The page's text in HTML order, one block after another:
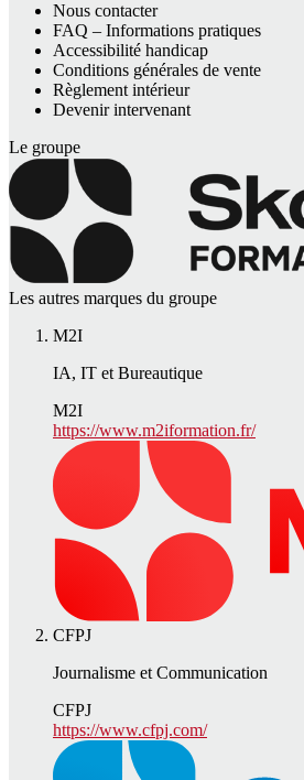
Nous contacter
FAQ – Informations pratiques
Accessibilité handicap
Conditions générales de vente
Règlement intérieur
Devenir intervenant
Le groupe
Les autres marques du groupe
M2I
IA, IT et Bureautique
M2I
https://www.m2iformation.fr/
CFPJ
Journalisme et Communication
CFPJ
https://www.cfpj.com/